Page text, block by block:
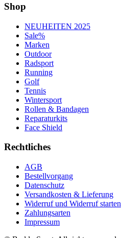
Shop
NEUHEITEN 2025
Sale%
Marken
Outdoor
Radsport
Running
Golf
Tennis
Wintersport
Rollen & Bandagen
Reparaturkits
Face Shield
Rechtliches
AGB
Bestellvorgang
Datenschutz
Versandkosten & Lieferung
Widerruf und Widerruf starten
Zahlungsarten
Impressum